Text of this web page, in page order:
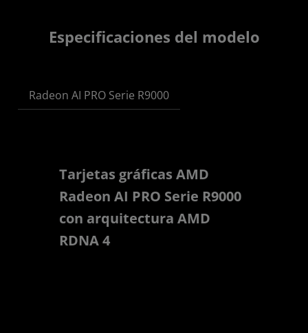
Especificaciones del modelo
Radeon AI PRO Serie R9000
Tarjetas gráficas AMD
Radeon AI PRO Serie R9000
con arquitectura AMD
RDNA 4